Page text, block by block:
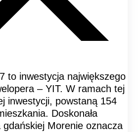
to inwestycja największego
– YIT. W ramach tej
inwestycji, powstaną 154
Doskonała
gdańskiej Morenie oznacza